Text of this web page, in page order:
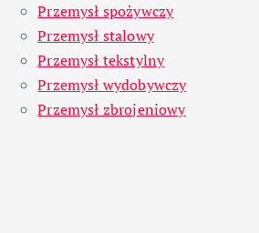
Przemysł spożywczy
Przemysł stalowy
Przemysł tekstylny
Przemysł wydobywczy
Przemysł zbrojeniowy